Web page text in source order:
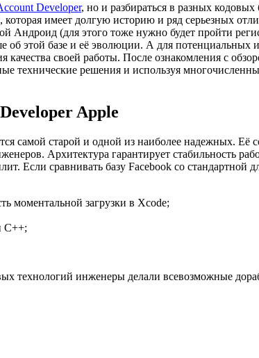
Developer, но и разбираться в разных
имеет долгую историю и ряд серьезных
Андроид (для этого тоже нужно будет пройти
об этой базе и её эволюции. А для
своей работы. После ознакомления с
технические решения и используя
Developer Apple
самой старой и одной из наиболее надежных. Её
Архитектура гарантирует стабильность
Если сравнивать базу Facebook со стандартной
моментальной загрузки в Xcode;
C++;
технологий инженеры делали всевозможные